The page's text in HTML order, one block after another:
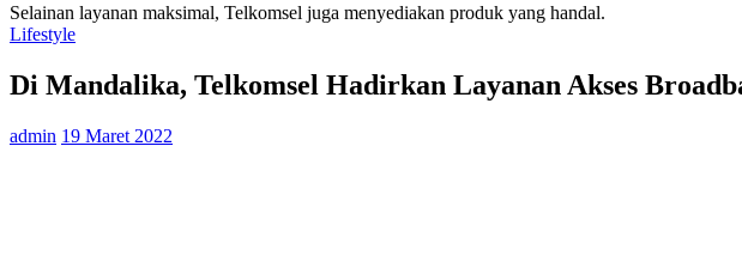
Selainan layanan maksimal, Telkomsel juga menyediakan produk yang handal.
Lifestyle
Di Mandalika, Telkomsel Hadirkan Layanan Akses
admin 19 Maret 2022